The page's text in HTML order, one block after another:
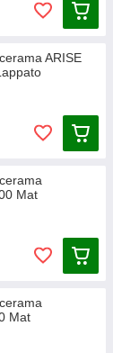
ARISE
Mat
Mat